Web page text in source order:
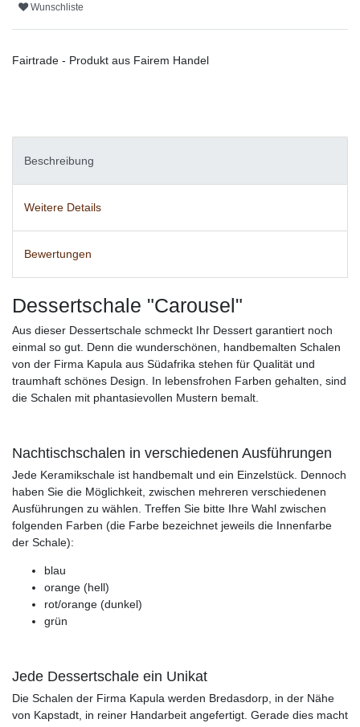
Wunschliste
Fairtrade - Produkt aus Fairem Handel
Beschreibung
Weitere Details
Bewertungen
Dessertschale "Carousel"
Aus dieser Dessertschale schmeckt Ihr Dessert garantiert noch
einmal so gut. Denn die wunderschönen, handbemalten Schalen
von der Firma Kapula aus Südafrika stehen für Qualität und
traumhaft schönes Design. In lebensfrohen Farben gehalten, sind
die Schalen mit phantasievollen Mustern bemalt.
Nachtischschalen in verschiedenen Ausführungen
Jede Keramikschale ist handbemalt und ein Einzelstück. Dennoch
haben Sie die Möglichkeit, zwischen mehreren verschiedenen
Ausführungen zu wählen. Treffen Sie bitte Ihre Wahl zwischen
folgenden Farben (die Farbe bezeichnet jeweils die Innenfarbe
der Schale):
blau
orange (hell)
rot/orange (dunkel)
grün
Jede Dessertschale ein Unikat
Die Schalen der Firma Kapula werden Bredasdorp, in der Nähe
von Kapstadt, in reiner Handarbeit angefertigt. Gerade dies macht